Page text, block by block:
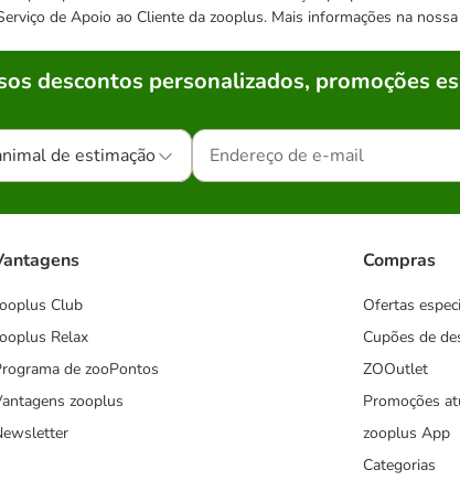
de Apoio ao Cliente da zooplus. Mais informações na nossa
descontos personalizados, promoções
de estimação
Club
Relax
de zooPontos
zooplus
Compras
Ofertas
Cupões de
ZOOutlet
Promoções
zooplus App
Categorias